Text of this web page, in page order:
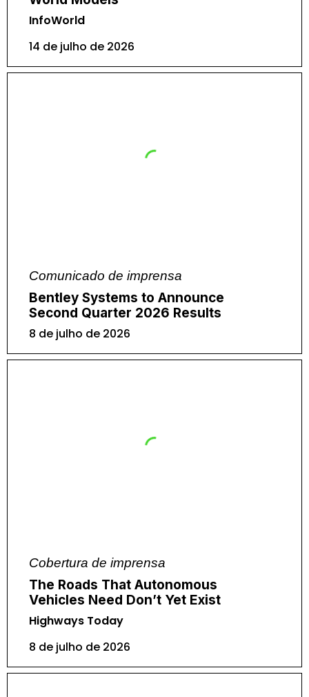
InfoWorld
14 de julho de 2026
Comunicado de imprensa
Bentley Systems to Announce
Second Quarter 2026 Results
8 de julho de 2026
Cobertura de imprensa
The Roads That Autonomous
Vehicles Need Don’t Yet Exist
Highways Today
8 de julho de 2026